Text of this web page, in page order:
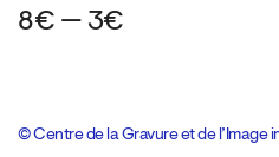
8€ — 3€
© Centre de la Gravure et de l’Image